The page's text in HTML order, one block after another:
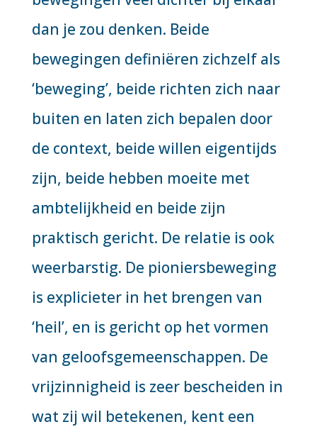
dan je zou denken. Beide
bewegingen definiëren zichzelf als
‘beweging’, beide richten zich naar
buiten en laten zich bepalen door
de context, beide willen eigentijds
zijn, beide hebben moeite met
ambtelijkheid en beide zijn
praktisch gericht. De relatie is ook
weerbarstig. De pioniersbeweging
is explicieter in het brengen van
‘heil’, en is gericht op het vormen
van geloofsgemeenschappen. De
vrijzinnigheid is zeer bescheiden in
wat zij wil betekenen, kent een